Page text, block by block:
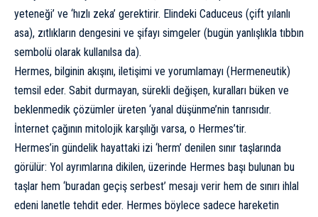
yeteneği’ ve ‘hızlı zeka’ gerektirir. Elindeki Caduceus (çift yılanlı
asa), zıtlıkların dengesini ve şifayı simgeler (bugün yanlışlıkla tıbbın
sembolü olarak kullanılsa da).
Hermes, bilginin akışını, iletişimi ve yorumlamayı (Hermeneutik)
temsil eder. Sabit durmayan, sürekli değişen, kuralları büken ve
beklenmedik çözümler üreten ‘yanal düşünme’nin tanrısıdır.
İnternet çağının mitolojik karşılığı varsa, o Hermes’tir.
Hermes’in gündelik hayattaki izi ‘herm’ denilen sınır taşlarında
görülür: Yol ayrımlarına dikilen, üzerinde Hermes başı bulunan bu
taşlar hem ‘buradan geçiş serbest’ mesajı verir hem de sınırı ihlal
edeni lanetle tehdit eder. Hermes böylece sadece hareketin